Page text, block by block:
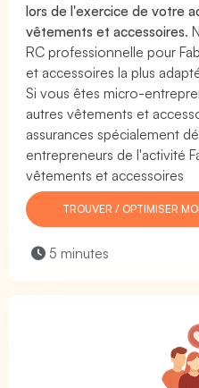
lors de l'exercice de votre
vêtements et accessoires.
RC professionnelle pour
et accessoires la plus
Si vous êtes micro-
autres vêtements et
assurances spécialement
entrepreneurs de l'activité
vêtements et accessoires
TROUVER / OPTIMISER
5 minutes